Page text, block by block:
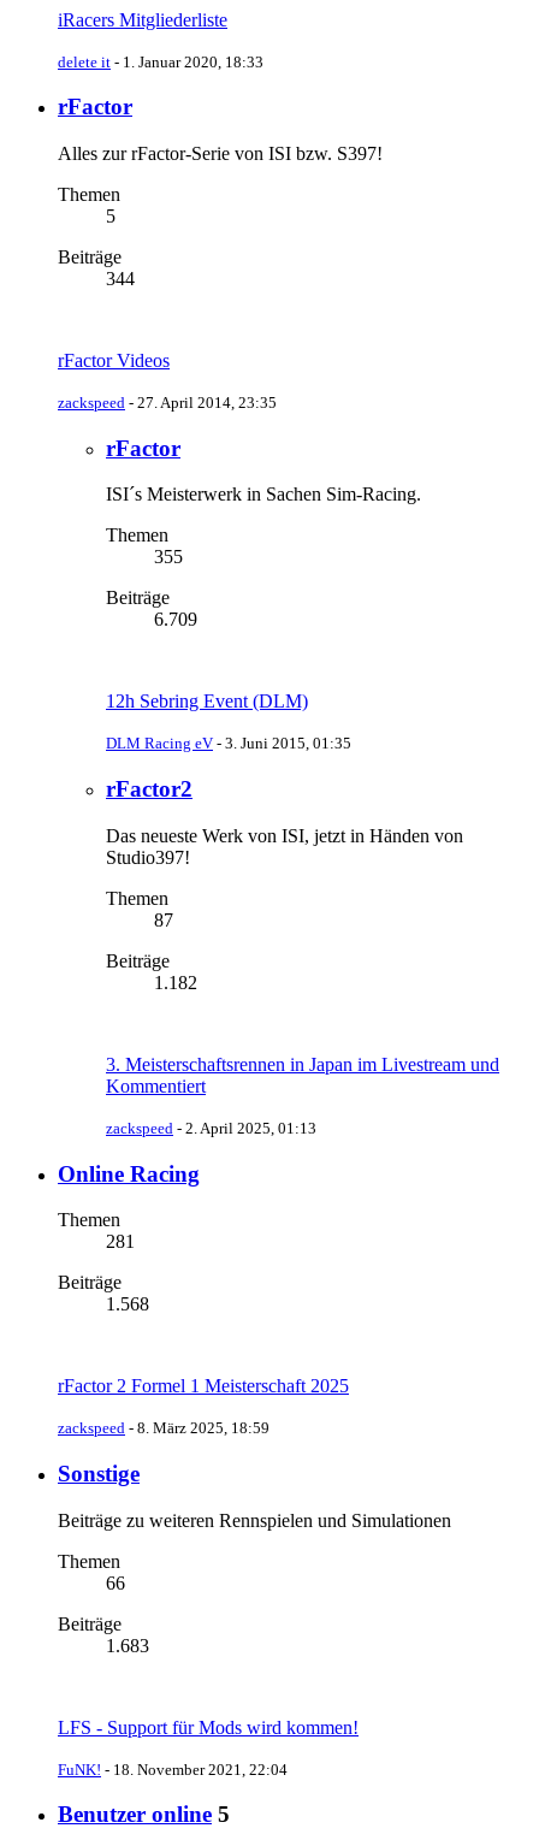
iRacers Mitgliederliste
delete it - 1. Januar 2020, 18:33
rFactor
Alles zur rFactor-Serie von ISI bzw. S397!
Themen
5
Beiträge
344
rFactor Videos
zackspeed - 27. April 2014, 23:35
rFactor
ISI´s Meisterwerk in Sachen Sim-Racing.
Themen
355
Beiträge
6.709
12h Sebring Event (DLM)
DLM Racing eV - 3. Juni 2015, 01:35
rFactor2
Das neueste Werk von ISI, jetzt in Händen von
Studio397!
Themen
87
Beiträge
1.182
3. Meisterschaftsrennen in Japan im Livestream und
Kommentiert
zackspeed - 2. April 2025, 01:13
Online Racing
Themen
281
Beiträge
1.568
rFactor 2 Formel 1 Meisterschaft 2025
zackspeed - 8. März 2025, 18:59
Sonstige
Beiträge zu weiteren Rennspielen und Simulationen
Themen
66
Beiträge
1.683
LFS - Support für Mods wird kommen!
FuNK! - 18. November 2021, 22:04
Benutzer online 5